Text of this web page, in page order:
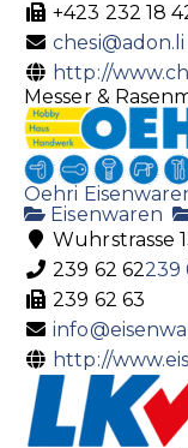
+423 232 18
chesi@adon.li
http://
Messer &
Oehri
Eisenwaren
Wuhrstrasse
239 62 62239
239 62 63
http://